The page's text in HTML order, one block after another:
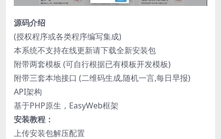
源码介绍
(授权程序或各类程序编写集成)
本系统不支持在线更新请下载全新安装包
附带两套模板 (可自行根据已有模板开发模板)
附带三套本地接口 (二维码生成,随机一言,每日早报)
API架构
基于PHP原生，EasyWeb框架
安装教程：
上传安装包解压配置